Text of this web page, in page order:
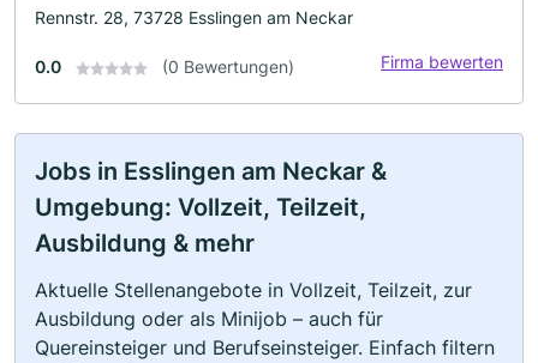
Rennstr. 28, 73728 Esslingen am Neckar
0.0 (0 Bewertungen) Firma bewerten
Jobs in Esslingen am Neckar &
Umgebung: Vollzeit, Teilzeit,
Ausbildung & mehr
Aktuelle Stellenangebote in Vollzeit, Teilzeit, zur
Ausbildung oder als Minijob – auch für
Quereinsteiger und Berufseinsteiger. Einfach filtern